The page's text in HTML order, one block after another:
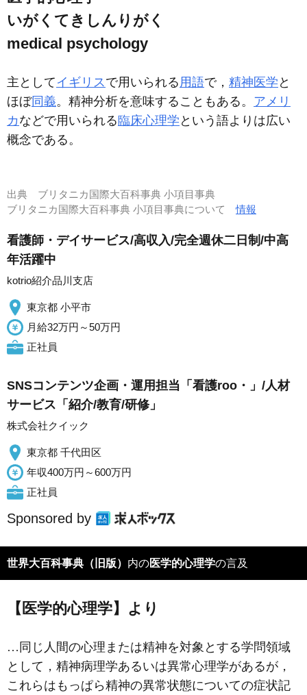
いがくてきしんりがく
medical psychology
主として イギリス で用いられる 用語で， 精神医学 と
ほぼ同義。精神分析を意味することもある。 アメリ
カなどで用いられる臨床心理学 という語よりは広い
概念である。
出典 ブリタニカ国際大百科事典 小項目事典
ブリタニカ国際大百科事典 小項目事典について情報
看護師・デイサービス/高収入/完全週休二日制/中高
年活躍中
kotrio紹介品川支店
東京都 小平市
月給32万円～50万円
正社員
SNSコンテンツ企画・運用担当「看護roo・」/人材
サービス「紹介/教育/研修」
株式会社クイック
東京都 千代田区
年収400万円～600万円
正社員
Sponsored by
世界大百科事典（旧版） 内の医学的心理学の言及
【医学的心理学】より
…同じ人間の心理または精神を対象とする学問領域
として， 精神病理学あるいは異常心理学があるが，
これらはもっぱら精神の異常状態についての症状記